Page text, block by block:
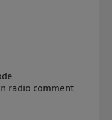
radio comment